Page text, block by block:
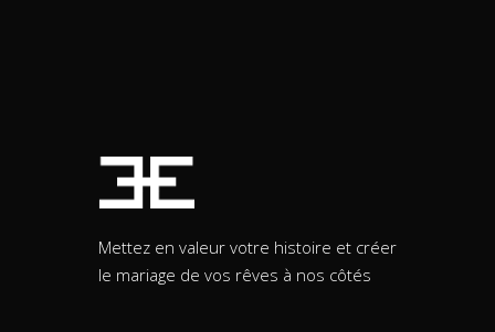
Mettez en valeur votre histoire et créer
le mariage de vos rêves à nos côtés